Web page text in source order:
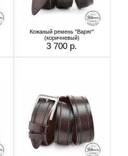
Кожаный ремень "Варяг"
(коричневый)
3 700 р.